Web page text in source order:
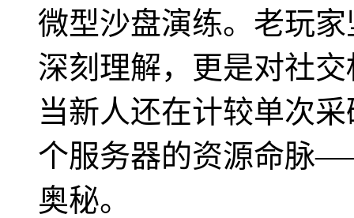
微型沙盘演练。老玩
深刻理解，更是对社
当新人还在计较单次
个服务器的资源命脉
奥秘。